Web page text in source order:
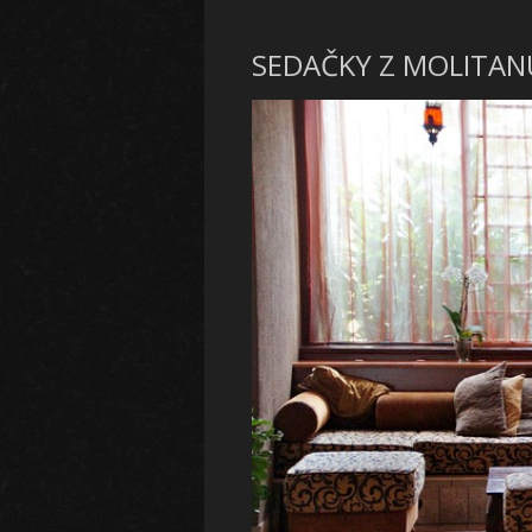
SEDAČKY Z